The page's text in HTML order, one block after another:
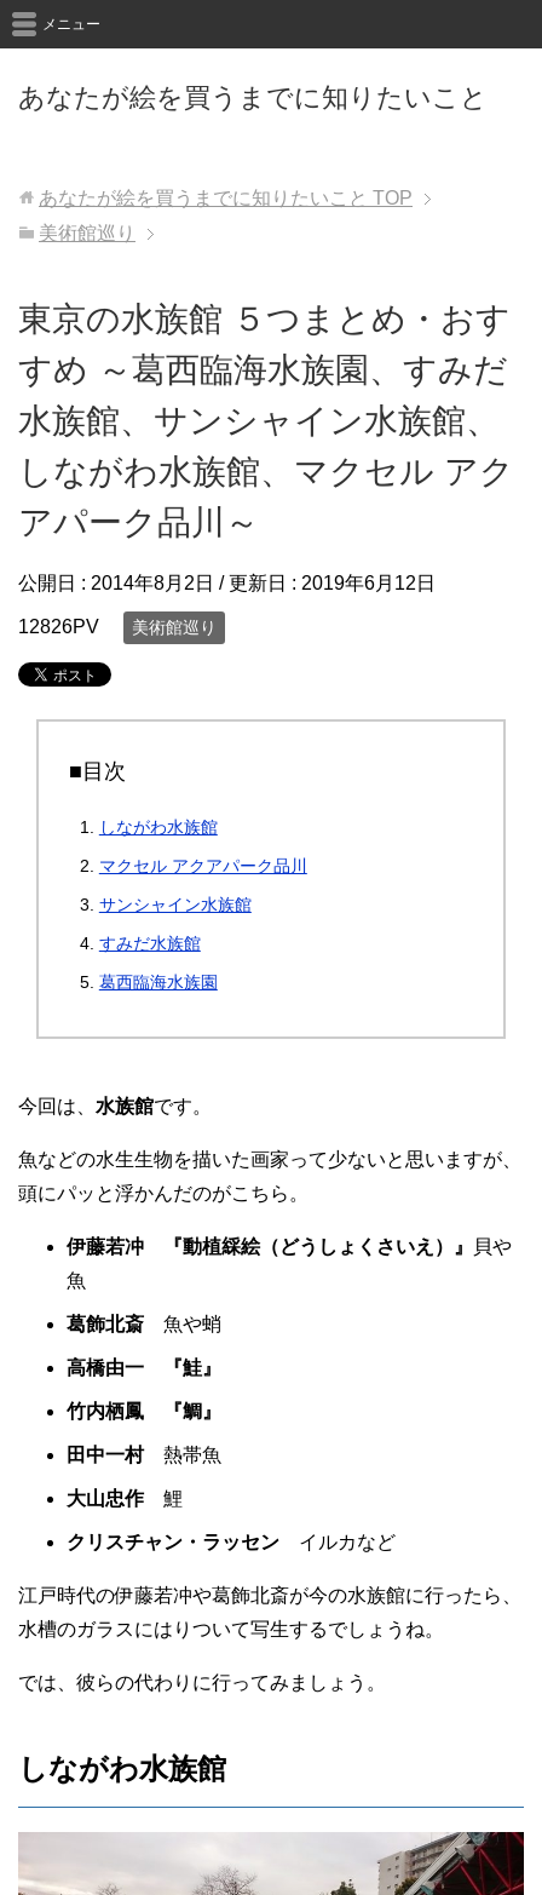
あなたが絵を買うまでに知りたいこと
メニュー
あなたが絵を買うまでに知りたいこと TOP
美術館巡り
東京の水族館 ５つまとめ・おす
すめ ～葛西臨海水族園、すみだ
水族館、サンシャイン水族館、
しながわ水族館、マクセル アク
アパーク品川～
公開日 : 2014年8月2日 / 更新日 : 2019年6月12日
12826PV 美術館巡り
■目次
しながわ水族館
マクセル アクアパーク品川
サンシャイン水族館
すみだ水族館
葛西臨海水族園
今回は、 水族館です。
魚などの水生生物を描いた画家って少ないと思いますが、
頭にパッと浮かんだのがこちら。
伊藤若冲 『動植綵絵（どうしょくさいえ）』
貝や
魚
葛飾北斎 魚や蛸
高橋由一 『鮭』
竹内栖鳳 『鯛』
田中一村熱帯魚
大山忠作鯉
クリスチャン・ラッセン イルカなど
江戸時代の伊藤若冲や葛飾北斎が今の水族館に行ったら、
水槽のガラスにはりついて写生するでしょうね。
では、彼らの代わりに行ってみましょう。
しながわ水族館